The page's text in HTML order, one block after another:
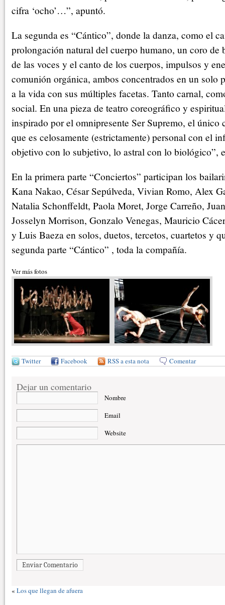
cifra ‘ocho’…”, apuntó.
La segunda es “Cántico”, donde la danza, como el
prolongación natural del cuerpo humano, un coro de
de las voces y el canto de los cuerpos, impulsos y
comunión orgánica, ambos concentrados en un solo
a la vida con sus múltiples facetas. Tanto carnal,
social. En una pieza de teatro coreográfico y
inspirado por el omnipresente Ser Supremo, el único
que es celosamente (estrictamente) personal con el
objetivo con lo subjetivo, lo astral con lo biológico”,
En la primera parte “Conciertos” participan los
Kana Nakao, César Sepúlveda, Vivian Romo, Alex
Natalia Schonffeldt, Paola Moret, Jorge Carreño,
Josselyn Morrison, Gonzalo Venegas, Mauricio
y Luis Baeza en solos, duetos, tercetos, cuartetos y
segunda parte “Cántico” , toda la compañía.
Ver más fotos
Twitter Facebook RSS a esta nota Comentar
Dejar un comentario
Nombre
Email
Website
Enviar Comentario
« Los que llegan de afuera